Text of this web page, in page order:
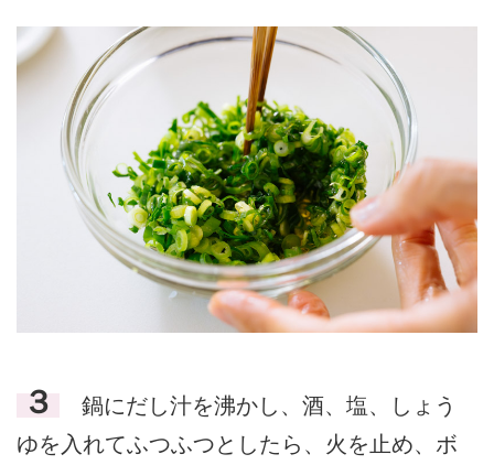
３
鍋にだし汁を沸かし、酒、塩、しょう
ゆを入れてふつふつとしたら、火を止め、ボ